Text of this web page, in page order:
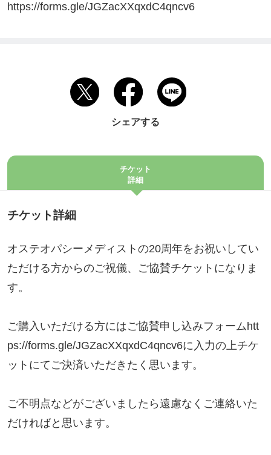
https://forms.gle/JGZacXXqxdC4qncv6
シェアする
チケット
詳細
チケット詳細
オステオパシーメディストの20周年をお祝いしてい
ただける方からのご祝儀、ご協賛チケットになりま
す。
ご購入いただける方にはご協賛申し込みフォームhtt
ps://forms.gle/JGZacXXqxdC4qncv6に入力の上チケ
ットにてご決済いただきたく思います。
ご不明点などがございましたら遠慮なくご連絡いた
だければと思います。